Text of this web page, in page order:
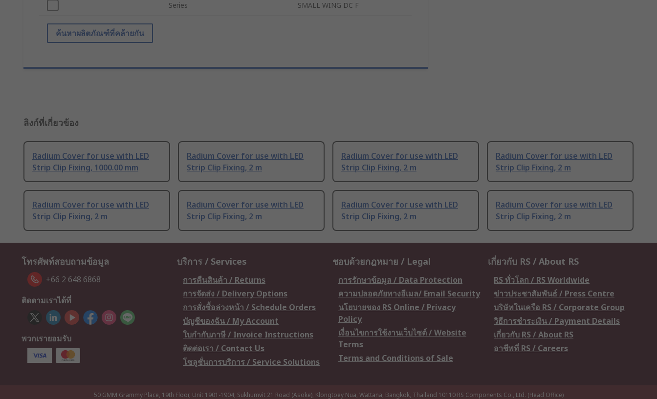
Series SMALL WING DC F
ค้นหาผลิตภัณฑ์ที่คล้ายกัน
ลิงก์ที่เกี่ยวข้อง
Radium Cover for use with LED
Strip Clip Fixing, 1000.00 mm
Radium Cover for use with LED
Strip Clip Fixing, 2 m
Radium Cover for use with LED
Strip Clip Fixing, 2 m
Radium Cover for use with LED
Strip Clip Fixing, 2 m
Radium Cover for use with LED
Strip Clip Fixing, 2 m
Radium Cover for use with LED
Strip Clip Fixing, 2 m
Radium Cover for use with LED
Strip Clip Fixing, 2 m
Radium Cover for use with LED
Strip Clip Fixing, 2 m
โทรศัพท์สอบถามข้อมูล
+66 2 648 6868
ติดตามเราได้ที่
พวกเรายอมรับ
บริการ / Services
การคืนสินค้า / Returns
การจัดส่ง / Delivery Options
การสั่งซื้อล่วงหน้า / Schedule Orders
บัญชีของฉัน / My Account
ใบกำกับภาษี / Invoice Instructions
ติดต่อเรา / Contact Us
โซลูชั่นการบริการ / Service Solutions
ชอบด้วยกฎหมาย / Legal
การรักษาข้อมูล / Data Protection
ความปลอดภัยทางอีเมล/ Email Security
นโยบายของ RS Online / Privacy
Policy
เงื่อนไขการใช้งานเว็บไซต์ / Website
Terms
Terms and Conditions of Sale
เกี่ยวกับ RS / About RS
RS ทั่วโลก / RS Worldwide
ข่าวประชาสัมพันธ์ / Press Centre
บริษัทในเครือ RS / Corporate Group
วิธีการชำระเงิน / Payment Details
เกี่ยวกับ RS / About RS
อาชีพที่ RS / Careers
50 GMM Grammy Place, 19th Floor, Unit 1901-1904, Sukhumvit 21 Road (Asoke), Klongtoey Nua, Wattana, Bangkok, Thailand 10110 RS Components Co., Ltd. (Head Office)